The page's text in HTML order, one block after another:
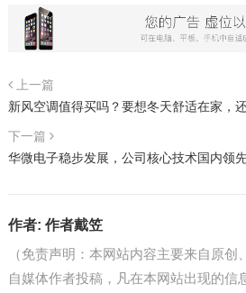
上一篇
新风空调值得买吗？要想冬天舒适在家，
下一篇
华微电子稳步发展，公司核心技术国内领
作者: 作者戴笠
（免责声明：本网站内容主要来自原
自媒体作者投稿，凡在本网站出现的信